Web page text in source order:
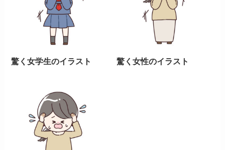
驚く女学生のイラスト 驚く女性のイラスト